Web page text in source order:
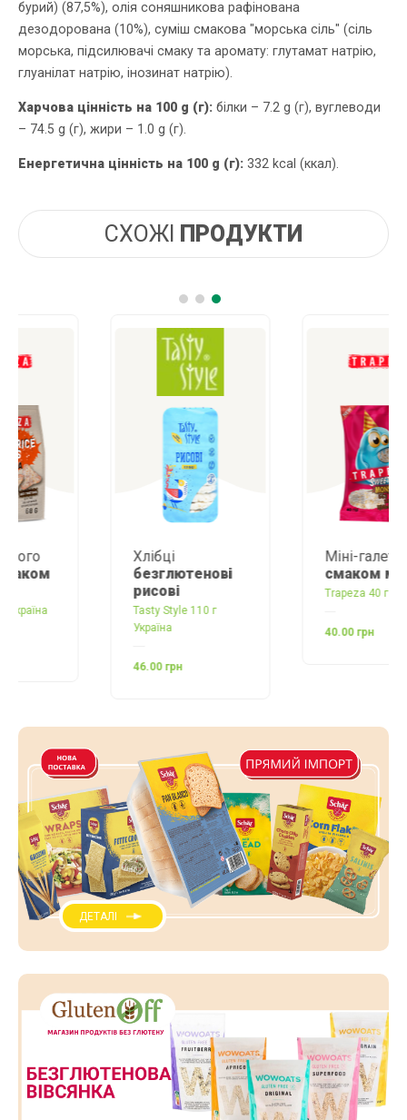
бурий) (87,5%), олія соняшникова рафінована
дезодорована (10%), суміш смакова "морська сіль" (сіль
морська, підсилювачі смаку та аромату: глутамат натрію,
глуанілат натрію, інозинат натрію).
Харчова цінність на 100 g (г): білки – 7.2 g (г), вуглеводи
– 74.5 g (г), жири – 1.0 g (г).
Енергетична цінність на 100 g (г): 332 kcal (ккал).
СХОЖІ ПРОДУКТИ
безглютенові
Tasty Style 110 г
Міні-галети зі
смаком малини
Trapeza 40 г Україна
ДЕТАЛІ